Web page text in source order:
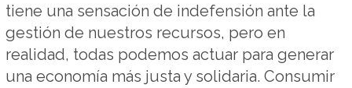
tiene una sensación de indefensión ante la
gestión de nuestros recursos, pero en
realidad, todas podemos actuar para generar
una economía más justa y solidaria. Consumir